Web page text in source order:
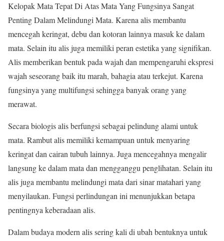
Kelopak Mata Tepat Di Atas Mata Yang Fungsinya Sangat
Penting Dalam Melindungi Mata. Karena alis membantu
mencegah keringat, debu dan kotoran lainnya masuk ke dalam
mata. Selain itu alis juga memiliki peran estetika yang signifikan.
Alis memberikan bentuk pada wajah dan mempengaruhi ekspresi
wajah seseorang baik itu marah, bahagia atau terkejut. Karena
fungsinya yang multifungsi sehingga banyak orang yang
merawat.
Secara biologis alis berfungsi sebagai pelindung alami untuk
mata. Rambut alis memiliki kemampuan untuk menyaring
keringat dan cairan tubuh lainnya. Juga mencegahnya mengalir
langsung ke dalam mata dan mengganggu penglihatan. Selain itu
alis juga membantu melindungi mata dari sinar matahari yang
menyilaukan. Fungsi perlindungan ini menunjukkan betapa
pentingnya keberadaan alis.
Dalam budaya modern alis sering kali di ubah bentuknya untuk